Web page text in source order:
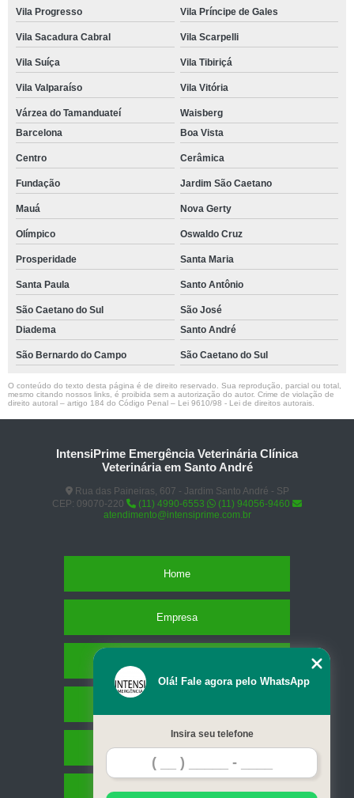
Vila Progresso Vila Príncipe de Gales
Vila Sacadura Cabral Vila Scarpelli
Vila Suíça Vila Tibiriçá
Vila Valparaíso Vila Vitória
Várzea do Tamanduateí
Waisberg
Barcelona
Boa Vista
Centro Cerâmica
Fundação Jardim São Caetano
Mauá Nova Gerty
Olímpico Oswaldo Cruz
Prosperidade Santa Maria
Santa Paula Santo Antônio
São Caetano do Sul
São José
Diadema
Santo André
São Bernardo do Campo São Caetano do Sul
O conteúdo do texto desta página é de direito reservado. Sua reprodução, parcial ou total,
mesmo citando nossos links, é proibida sem a autorização do autor. Crime de violação de
direito autoral – artigo 184 do Código Penal – Lei 9610/98 - Lei de direitos autorais
IntensiPrime Emergência Veterinária Clínica
Veterinária em Santo André
Rua das Paineiras, 607 - Jardim Santo André - SP
CEP: 09070-220
(11) 4990-6553
(11) 94056-9460
atendimento@intensiprime.com.br
Home
Empresa
Contato
Mapa do site
Olá! Fale agora pelo WhatsApp
Insira seu telefone